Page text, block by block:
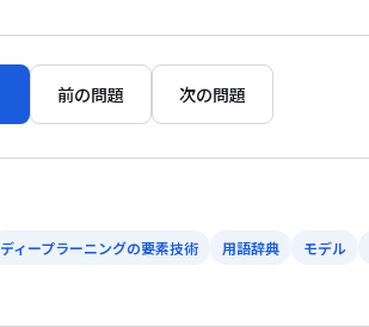
前の問題 次の問題
ディープラーニングの要素技術 用語辞典 モデル